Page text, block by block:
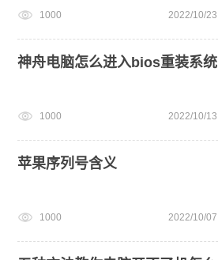
1000 2022/10/23
神舟电脑怎么进入bios重装系统
1000 2022/10/13
苹果序列号含义
1000 2022/10/07